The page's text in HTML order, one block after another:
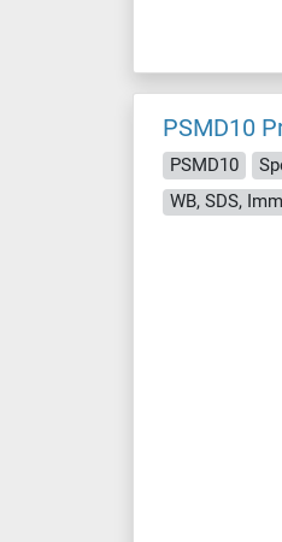
PSMD10
PSMD10
WB, SDS,